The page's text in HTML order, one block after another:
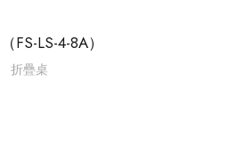
FS-LS-4-8A）
折疊桌